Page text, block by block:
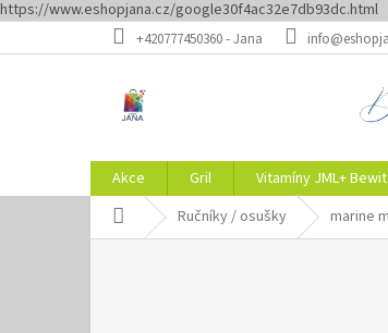
https://www.eshopjana.cz/google30f4ac32e7db93dc.html
na
+420777450360 - Jana
Akce Gril Vitamíny JML+ Bewit
Domů Ručníky / osušky marine